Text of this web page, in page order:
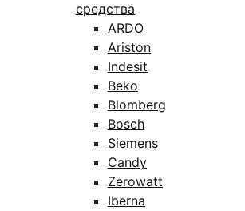
средства
ARDO
Ariston
Indesit
Beko
Blomberg
Bosch
Siemens
Candy
Zerowatt
Iberna